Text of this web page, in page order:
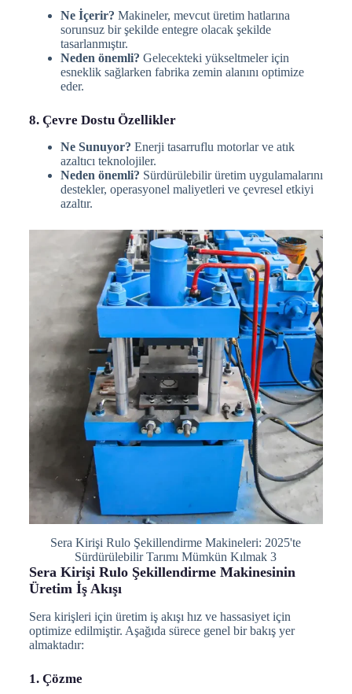
Ne İçerir? Makineler, mevcut üretim hatlarına
sorunsuz bir şekilde entegre olacak şekilde
tasarlanmıştır.
Neden önemli? Gelecekteki yükseltmeler için
esneklik sağlarken fabrika zemin alanını optimize
eder.
8. Çevre Dostu Özellikler
Ne Sunuyor? Enerji tasarruflu motorlar ve atık
azaltıcı teknolojiler.
Neden önemli? Sürdürülebilir üretim uygulamalarını
destekler, operasyonel maliyetleri ve çevresel etkiyi
azaltır.
Sera Kirişi Rulo Şekillendirme Makineleri: 2025'te
Sürdürülebilir Tarımı Mümkün Kılmak 3
Sera Kirişi Rulo Şekillendirme Makinesinin
Üretim İş Akışı
Sera kirişleri için üretim iş akışı hız ve hassasiyet için
optimize edilmiştir. Aşağıda sürece genel bir bakış yer
almaktadır:
1. Çözme